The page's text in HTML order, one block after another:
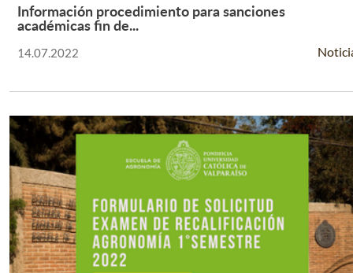
Leer Más +
Información procedimiento para sanciones
académicas fin de...
14.07.2022